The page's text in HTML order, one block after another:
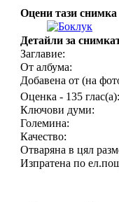
Оцени тази снимка
Детайли за
Заглавие:
От албума:
Добавена от (на
Оценка - 135 глас(а):
Ключови думи:
Големина:
Качество:
Отваряна в цял
Изпратена по